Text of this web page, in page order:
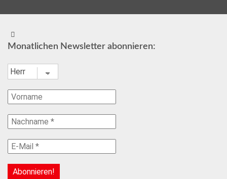
Monatlichen Newsletter abonnieren: